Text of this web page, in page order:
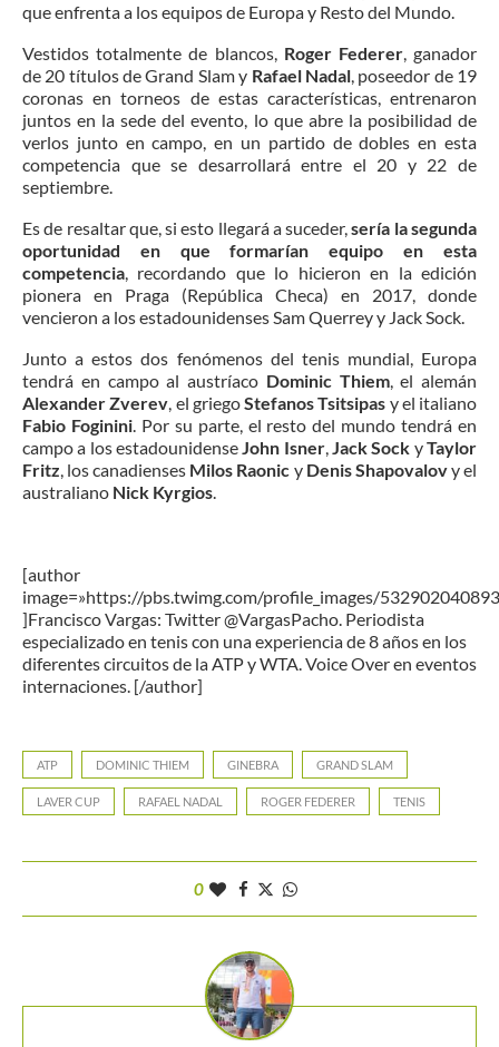
que enfrenta a los equipos de Europa y Resto del Mundo.
Vestidos totalmente de blancos, Roger Federer, ganador
de 20 títulos de Grand Slam y Rafael Nadal, poseedor de 19
coronas en torneos de estas características, entrenaron
juntos en la sede del evento, lo que abre la posibilidad de
verlos junto en campo, en un partido de dobles en esta
competencia que se desarrollará entre el 20 y 22 de
septiembre.
Es de resaltar que, si esto llegará a suceder,sería la segunda
oportunidad en que formarían equipo en esta
competencia, recordando que lo hicieron en la edición
pionera en Praga (República Checa) en 2017, donde
vencieron a los estadounidenses Sam Querrey y Jack Sock.
Junto a estos dos fenómenos del tenis mundial, Europa
tendrá en campo al austríaco Dominic Thiem, el alemán
Alexander Zverev, el griegoStefanos Tsitsipas y el italiano
Fabio Foginini. Por su parte, el resto del mundo tendrá en
campo a los estadounidenseJohn Isner,Jack Sock yTaylor
Fritz, los canadienses Milos Raonic y Denis Shapovalovy el
australiano Nick Kyrgios.
[author
image=»https://pbs.twimg.com/profile_images/
]Francisco Vargas: Twitter @VargasPacho. Periodista
especializado en tenis con una experiencia de 8 años en los
diferentes circuitos de la ATP y WTA. Voice Over en eventos
internaciones. [/author]
ATP DOMINIC THIEM GINEBRA GRAND SLAM
LAVER CUP RAFAEL NADAL ROGER FEDERER TENIS
0